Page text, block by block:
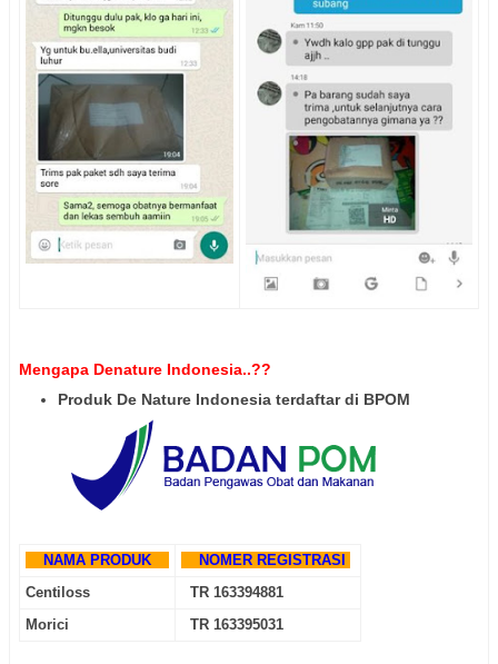
Mengapa Denature Indonesia..??
Produk De Nature Indonesia terdaftar di BPOM
NAMA PRODUK
NOMER REGISTRASI
Centiloss
TR 163394881
Morici
TR 163395031